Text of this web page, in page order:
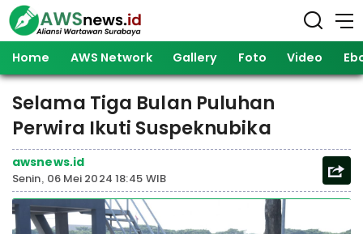
Home AWS Network Gallery Foto Video
Selama Tiga Bulan Puluhan
Perwira Ikuti Suspeknubika
awsnews.id
Senin, 06 Mei 2024 18:45 WIB